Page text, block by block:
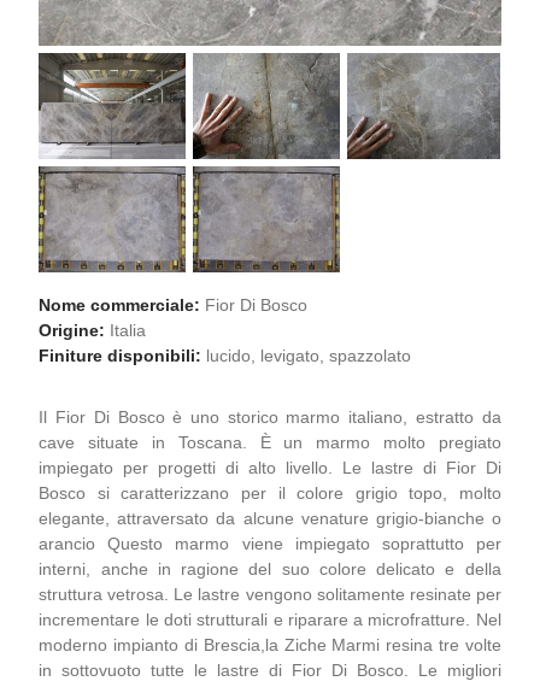
Nome commerciale: Fior Di Bosco
Origine: Italia
Finiture disponibili: lucido, levigato, spazzolato
Il Fior Di Bosco è uno storico marmo italiano, estratto da
cave situate in Toscana. È un marmo molto pregiato
impiegato per progetti di alto livello. Le lastre di Fior Di
Bosco si caratterizzano per il colore grigio topo, molto
elegante, attraversato da alcune venature grigio-bianche o
arancio Questo marmo viene impiegato soprattutto per
interni, anche in ragione del suo colore delicato e della
struttura vetrosa. Le lastre vengono solitamente resinate per
incrementare le doti strutturali e riparare a microfratture. Nel
moderno impianto di Brescia,la Ziche Marmi resina tre volte
in sottovuoto tutte le lastre di Fior Di Bosco. Le migliori